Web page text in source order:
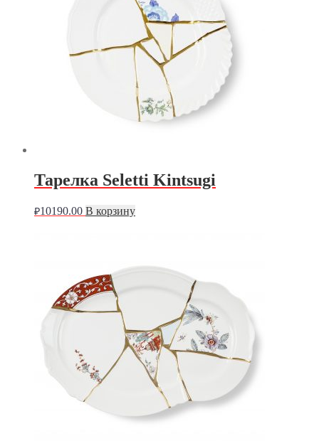
Тарелка Seletti Kintsugi
₽10190.00 В корзину